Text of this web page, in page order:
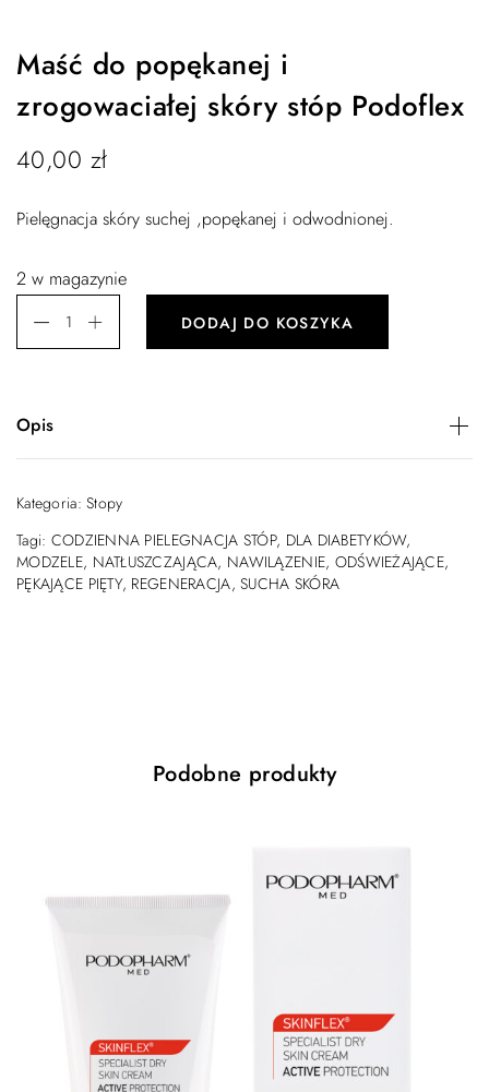
Maść do popękanej i
zrogowaciałej skóry stóp Podoflex
40,00 zł
Pielęgnacja skóry suchej ,popękanej i odwodnionej.
2 w magazynie
DODAJ DO KOSZYKA
Opis
Wskazania
Do pielęgnacji stóp suchych z tendencją do
nadmiernego rogowacenia i pękania naskórka. Polecana
dla diabetyków.
Działanie
zapobiegają ponownemu rogowaceniu. Naturalne
Odpowiednią ilość preparatu nałożyć na stopy.
Następnie wmasować aż do całkowitego wchłonięcia
wykonanie okluzji np. bawełniane skarpetki.
Pojemność: 75 ml
Kategoria:Stopy
Tagi: CODZIENNA PIELEGNACJA STÓP, DLA DIABETYKÓW,
MODZELE, NATŁUSZCZAJĄCA, NAWILĄZENIE, ODŚWIEŻAJĄCE,
PĘKAJĄCE PIĘTY, REGENERACJA,SUCHA SKÓRA
Podobne produkty